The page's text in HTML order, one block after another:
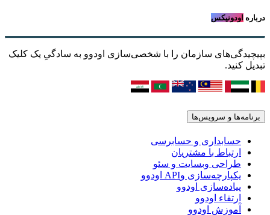
درباره اودونیکس
بپیچیدگی‌های سازمان را با شخصی‌سازی اودوو به سادگیِ یک کلیک
تبدیل کنید.
برنامه‌ها و سرویس‌ها
حسابداری و حسابرسی
ارتباط با مشتریان
طراحی وبسایت و سئو
یکپارچه‌سازی وAPI اودوو
پیاده‌سازی اودوو
ارتقاء اودوو
آموزش اودوو